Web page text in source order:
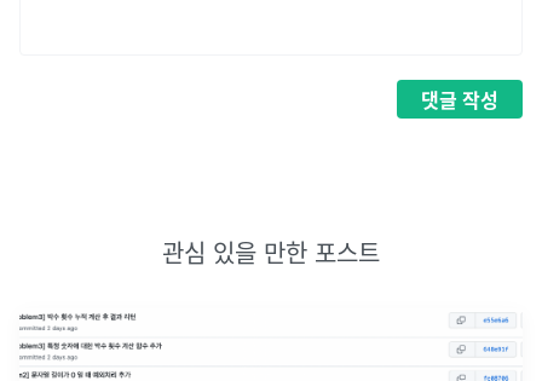
댓글 작성
관심 있을 만한 포스트